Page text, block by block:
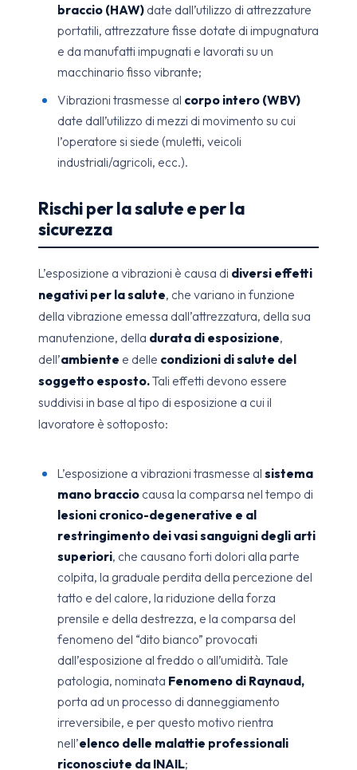
braccio (HAW) date dall’utilizzo di attrezzature
portatili, attrezzature fisse dotate di impugnatura
e da manufatti impugnati e lavorati su un
macchinario fisso vibrante;
Vibrazioni trasmesse al corpo intero (WBV)
date dall’utilizzo di mezzi di movimento su cui
l’operatore si siede (muletti, veicoli
industriali/agricoli, ecc.).
Rischi per la salute e per la
sicurezza
L’esposizione a vibrazioni è causa di diversi effetti
negativi per la salute, che variano in funzione
della vibrazione emessa dall’attrezzatura, della sua
manutenzione, della durata di esposizione,
dell’ambiente e delle condizioni di salute del
soggetto esposto.Tali effetti devono essere
suddivisi in base al tipo di esposizione a cui il
lavoratore è sottoposto:
L’esposizione a vibrazioni trasmesse al sistema
mano braccio causa la comparsa nel tempo di
lesioni cronico-degenerative e al
restringimento dei vasi sanguigni degli arti
superiori, che causano forti dolori alla parte
colpita, la graduale perdita della percezione del
tatto e del calore, la riduzione della forza
prensile e della destrezza, e la comparsa del
fenomeno del “dito bianco” provocati
dall’esposizione al freddo o all’umidità. Tale
patologia, nominata Fenomeno di Raynaud,
porta ad un processo di danneggiamento
irreversibile, e per questo motivo rientra
nell’elenco delle malattie professionali
riconosciute da INAIL;